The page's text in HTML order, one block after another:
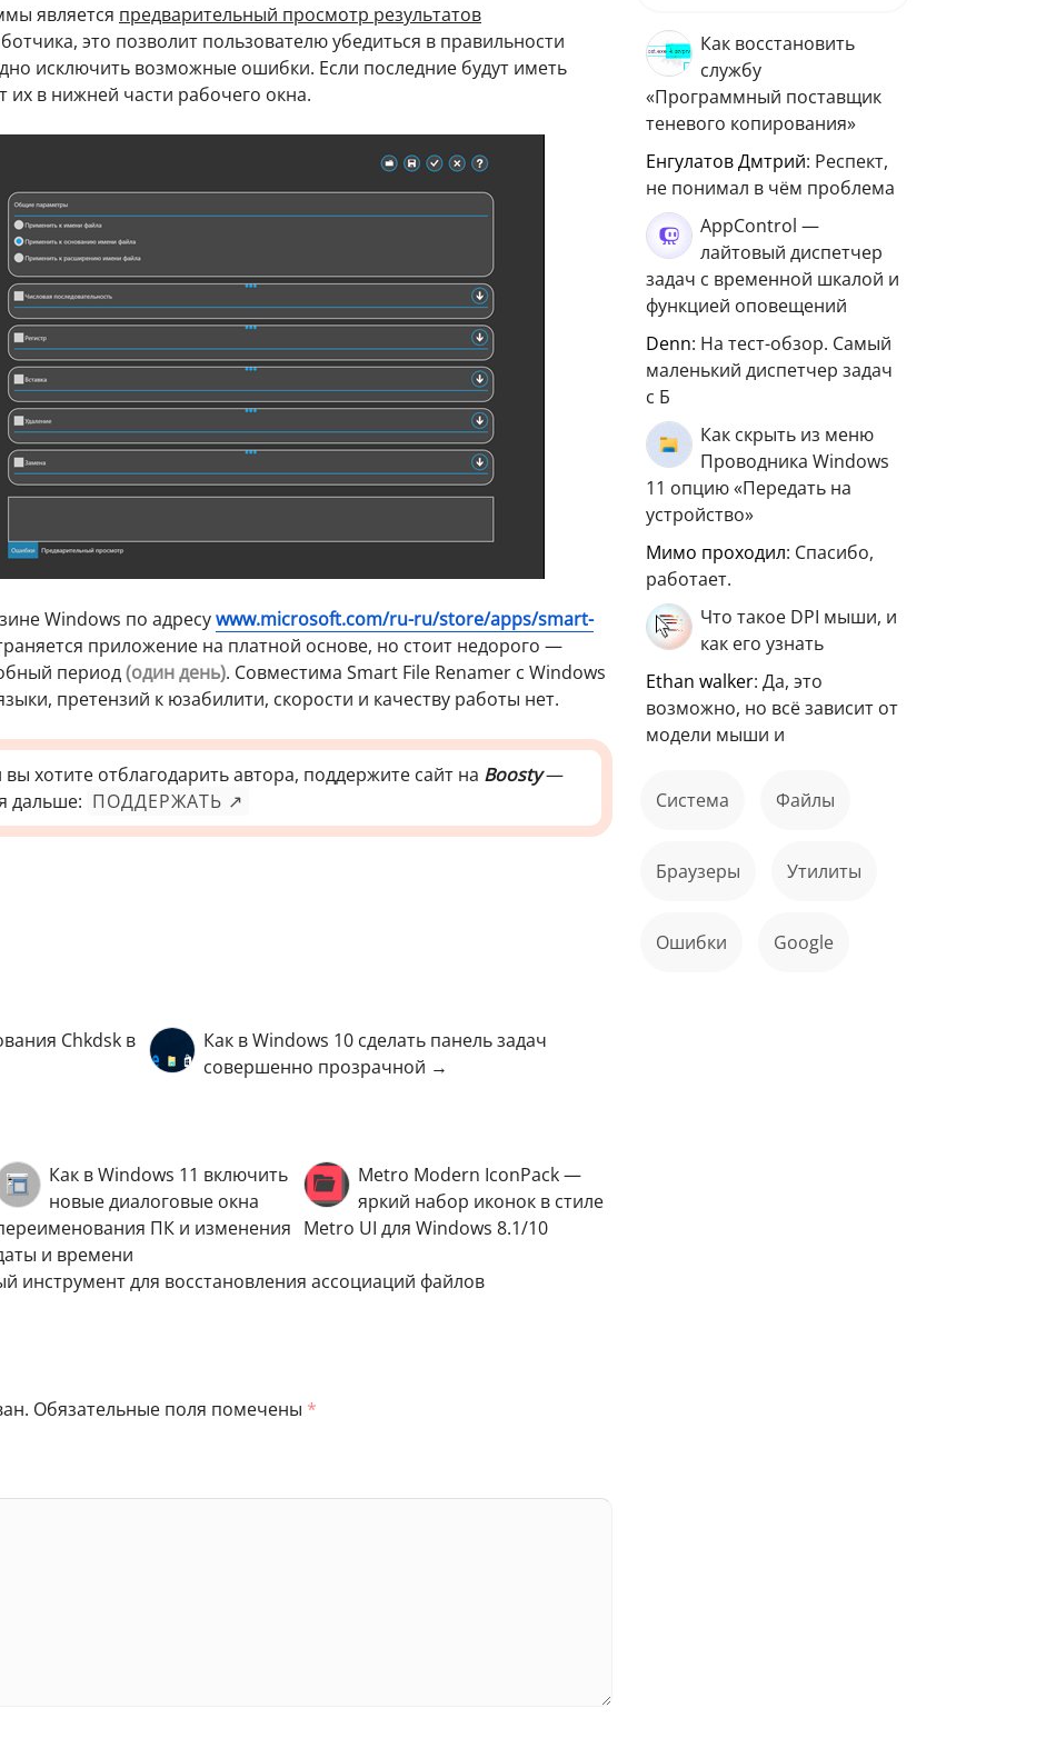
является предварительный просмотр результатов
это позволит пользователю убедиться в правильности
исключить возможные ошибки. Если последние будут иметь
их в нижней части рабочего окна.
Windows по адресуwww.microsoft.com/ru-ru/store/apps/smart-
приложение на платной основе, но стоит недорого —
период(один день). Совместима Smart File Renamer с Windows
претензий к юзабилити, скорости и качеству работы нет.
хотите отблагодарить автора, поддержите сайт на Boosty—
дальше: ПОДДЕРЖАТЬ ↗
Chkdsk в
Как в Windows 10 сделать панель задач
совершенно прозрачной →
Как в Windows 11 включить
новые диалоговые окна
ПК и изменения
и времени
Metro Modern IconPack —
яркий набор иконок в стиле
Metro UI для Windows 8.1/10
инструмент для восстановления ассоциаций файлов
Обязательные поля помечены *
Как восстановить
службу
«Программный поставщик
теневого копирования»
Енгулатов Дмтрий: Респект,
не понимал в чём проблема
AppControl —
лайтовый диспетчер
задач с временной шкалой и
функцией оповещений
Denn: На тест-обзор. Самый
маленький диспетчер задач
с Б
Как скрыть из меню
Проводника Windows
11 опцию «Передать на
устройство»
мимо проходил: Спасибо,
работает.
Что такое DPI мыши, и
как его узнать
ethan walker: Да, это
возможно, но всё зависит от
модели мыши и
Система файлы
Браузеры Утилиты
ошибки Google